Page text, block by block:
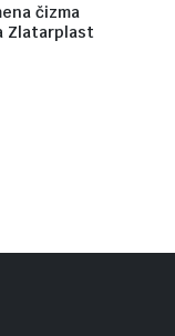
čizma
Zlatarplast